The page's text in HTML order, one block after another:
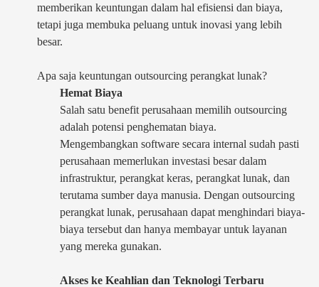
memberikan keuntungan dalam hal efisiensi dan biaya,
tetapi juga membuka peluang untuk inovasi yang lebih
besar.
Apa saja keuntungan outsourcing perangkat lunak?
Hemat Biaya
Salah satu benefit perusahaan memilih outsourcing
adalah potensi penghematan biaya.
Mengembangkan software secara internal sudah pasti
perusahaan memerlukan investasi besar dalam
infrastruktur, perangkat keras, perangkat lunak, dan
terutama sumber daya manusia. Dengan outsourcing
perangkat lunak, perusahaan dapat menghindari biaya-
biaya tersebut dan hanya membayar untuk layanan
yang mereka gunakan.
Akses ke Keahlian dan Teknologi Terbaru